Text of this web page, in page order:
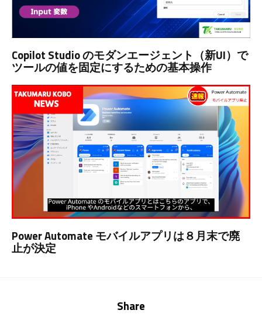
Copilot Studio のモダンエージェント（新UI）で
ツールの値を固定にするための基本操作
Power Automate モバイルアプリは８月末で廃
止が決定
Share